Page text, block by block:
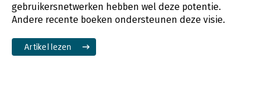
gebruikersnetwerken hebben wel deze potentie.
Andere recente boeken ondersteunen deze visie.
Artikel lezen